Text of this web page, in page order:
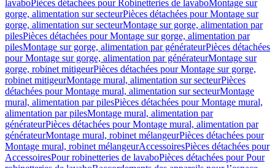
lavaboPièces détachées pour Robinetteries de lavaboMontage sur
gorge, alimentation sur secteurPièces détachées pour Montage sur
gorge, alimentation sur secteurMontage sur gorge, alimentation par
pilesPièces détachées pour Montage sur gorge, alimentation par
pilesMontage sur gorge, alimentation par générateurPièces détachées
pour Montage sur gorge, alimentation par générateurMontage sur
gorge, robinet mitigeurPièces détachées pour Montage sur gorge,
robinet mitigeurMontage mural, alimentation sur secteurPièces
détachées pour Montage mural, alimentation sur secteurMontage
mural, alimentation par pilesPièces détachées pour Montage mural,
alimentation par pilesMontage mural, alimentation par
générateurPièces détachées pour Montage mural, alimentation par
générateurMontage mural, robinet mélangeurPièces détachées pour
Montage mural, robinet mélangeurAccessoiresPièces détachées pour
AccessoiresPour robinetteries de lavaboPièces détachées pour Pour